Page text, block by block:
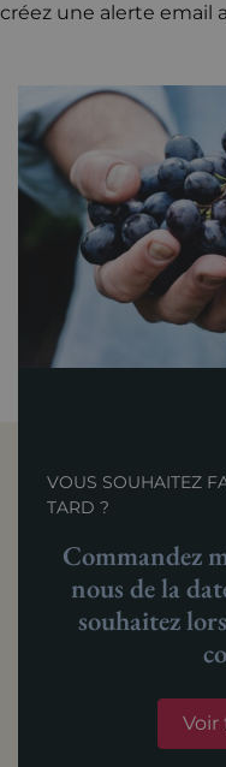
créez une alerte email
VOUS SOUHAITEZ
TARD ?
Commandez
nous de la
souhaitez
Voir